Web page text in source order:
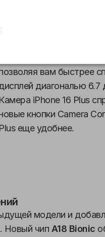
же потрясающий,
iPhone 16 Plus
вам быстрее
диагональю
Камера iPhone 16 Plus
кнопки Camera
Plus еще удобнее.
модели и
Новый чип A18 Bionic